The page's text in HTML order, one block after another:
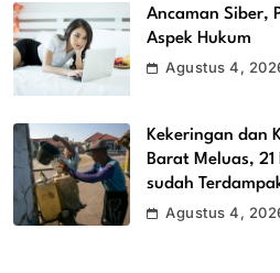
Ancaman Siber,
Aspek Hukum
Agustus 4,
Kekeringan dan
Barat Meluas,
sudah
Agustus 4,